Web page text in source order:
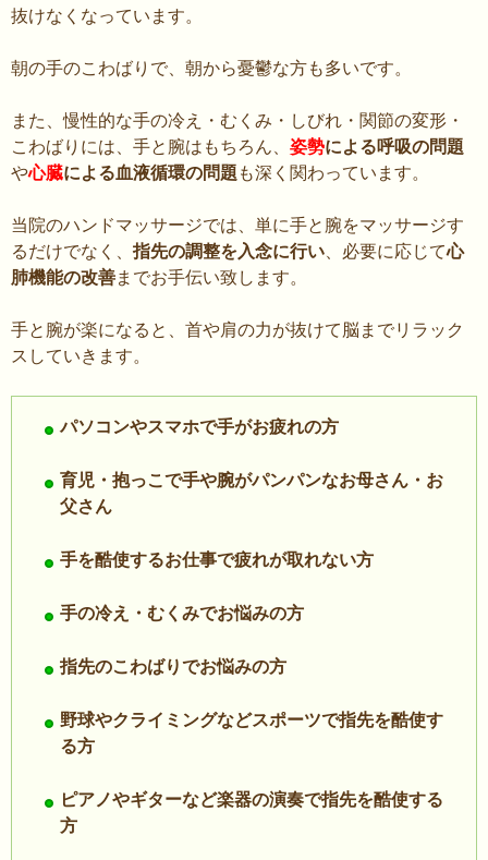
抜けなくなっています。
朝の手のこわばりで、朝から憂鬱な方も多いです。
また、慢性的な手の冷え・むくみ・しびれ・関節の変形・
こわばりには、手と腕はもちろん、 姿勢による呼吸の問題
や心臓による血液循環の問題 も深く関わっています。
当院のハンドマッサージでは、単に手と腕をマッサージす
るだけでなく、 指先の調整を入念に行い 、必要に応じて心
肺機能の改善までお手伝い致します。
手と腕が楽になると、首や肩の力が抜けて脳までリラック
スしていきます。
パソコンやスマホで手がお疲れの方
育児・抱っこで手や腕がパンパンなお母さん・お
父さん
手を酷使するお仕事で疲れが取れない方
手の冷え・むくみでお悩みの方
指先のこわばりでお悩みの方
野球やクライミングなどスポーツで指先を酷使す
る方
ピアノやギターなど楽器の演奏で指先を酷使する
方